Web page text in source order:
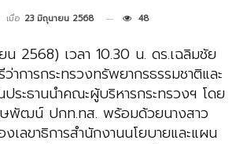
เมื่อ 23 มิถุนายน 2568 48
2568) เวลา 10.30 น. ดร.เฉลิมชัย
าการกระทรวงทรัพยากรธรรมชาติและ
ระธานนำคณะผู้บริหารกระทรวงฯ โดย
พัฒน์ ปกท.ทส. พร้อมด้วยนางสาว
เลขาธิการสำนักงานนโยบายและแผน